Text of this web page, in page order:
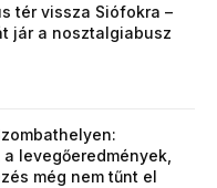
tér vissza Siófokra –
jár a nosztalgiabusz
levegőeredmények,
még nem tűnt el